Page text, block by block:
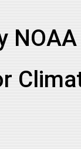
EP MM
EP MM